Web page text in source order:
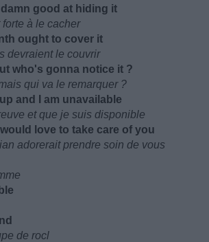
good at hiding it
à le cacher
ought to cover it
devraient le couvrir
who's gonna notice it ?
qui va le remarquer ?
and I am unavailable
et que je suis disponible
love to take care of you
adorerait prendre soin de vous
de rocl